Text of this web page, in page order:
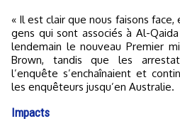
« Il est clair que nous faisons
gens qui sont associés à Al-
lendemain le nouveau Premier
Brown, tandis que les
l’enquête s’enchaînaient et
les enquêteurs jusqu’en Australie.
Impacts